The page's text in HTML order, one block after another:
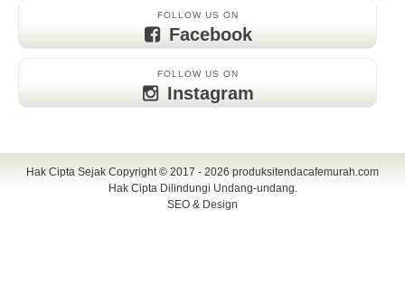
FOLLOW US ON
Facebook
FOLLOW US ON
Instagram
Hak Cipta Sejak Copyright © 2017 - 2026 produksitendacafemurah.com
Hak Cipta Dilindungi Undang-undang.
SEO & Design